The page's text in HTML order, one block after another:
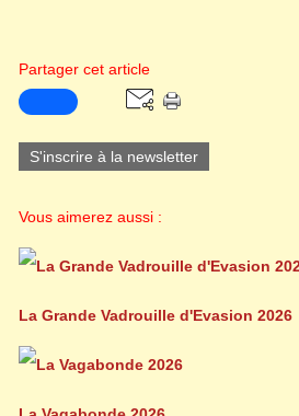
Partager cet article
S'inscrire à la newsletter
Vous aimerez aussi :
La Grande Vadrouille d'Evasion 2026